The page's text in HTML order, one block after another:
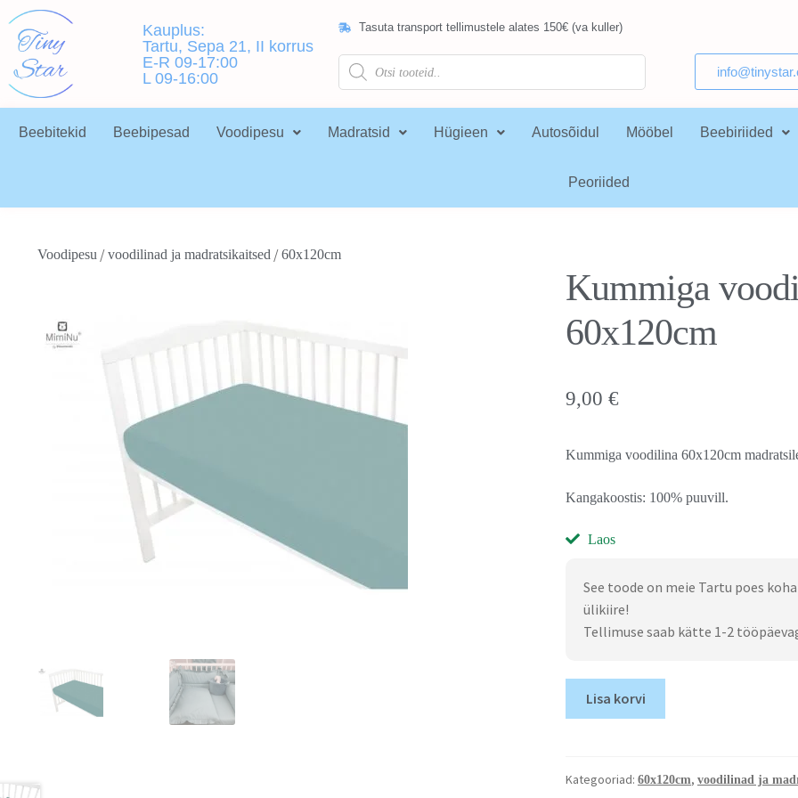
Kauplus:
Tartu, Sepa 21, II korrus
E-R 09-17:00
L 09-16:00
Tasuta transport tellimustele alates 150€ (va kuller)
Beebitekid Beebipesad Voodipesu Madratsid Hügieen Autosõidul Mööbel Beebiriided
Peoriided
Voodipesu/voodilinad ja madratsikaitsed/60x120cm
Kummiga
60x120cm
9,00 €
Kummiga voodilina 60x120cm
Kangakoostis: 100% puuvill.
Laos
See toode on meie Tartu poes
ülikiire!
Tellimuse saab kätte 1-2
Lisa korvi
Kategooriad: 60x120cm, voodilinad ja